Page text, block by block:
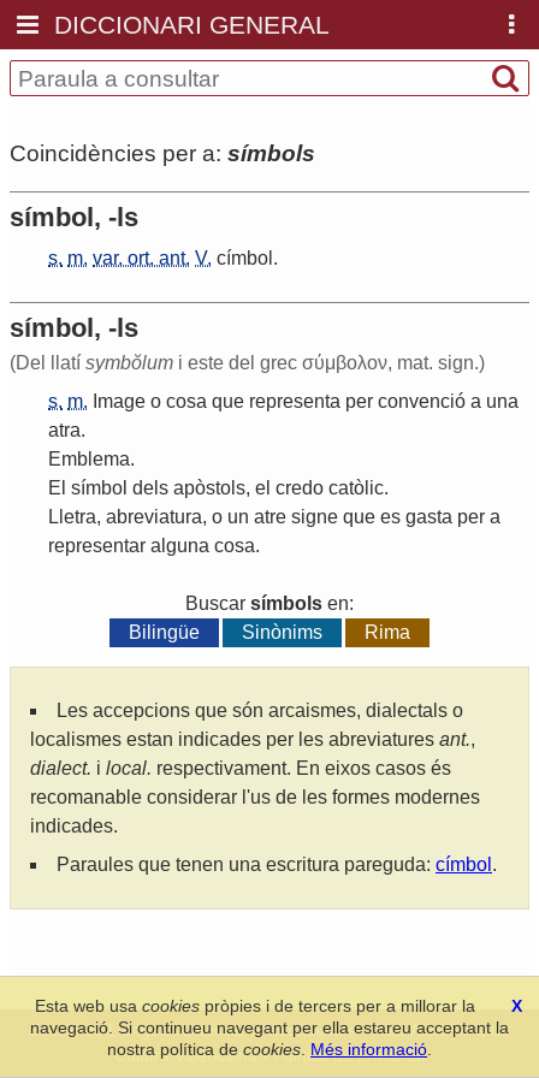
DICCIONARI GENERAL
Coincidències per a: símbols
símbol, -ls
s. m. var. ort. ant. V. címbol .
símbol, -ls
(Del llatí symbŏlum i este del grec σύμβολον, mat. sign.)
s. m. Image o cosa que representa per convenció a una
atra.
Emblema.
El símbol dels apòstols, el credo catòlic.
Lletra, abreviatura, o un atre signe que es gasta per a
representar alguna cosa.
Buscar símbols en:
Bilingüe
Sinònims Rima
Les accepcions que són arcaismes, dialectals o
localismes estan indicades per les abreviatures ant.,
dialect. i local. respectivament. En eixos casos és
recomanable considerar l'us de les formes modernes
indicades.
Paraules que tenen una escritura pareguda: címbol .
Secció de Llengua i Lliteratura Valencianes-Real Acadèmia de
Cultura Valenciana-Política de privacitat
X
Esta web usacookies pròpies i de tercers per a millorar la
navegació. Si continueu navegant per ella estareu acceptant la
nostra política de cookies Més informació